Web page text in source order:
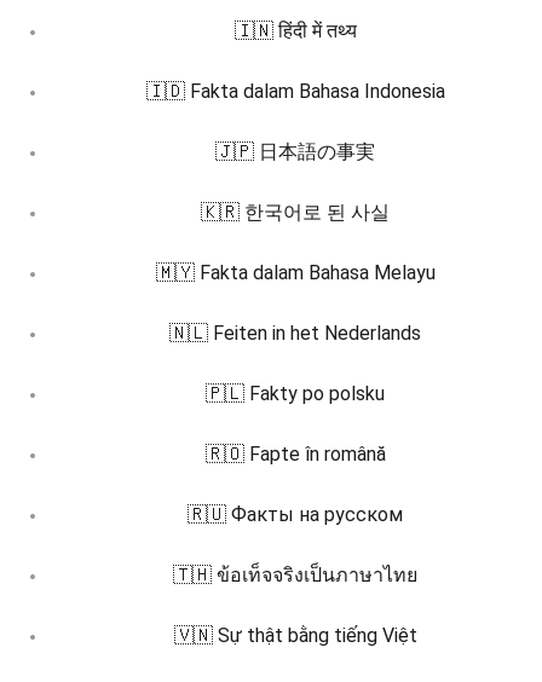
🇮🇳 हिंदी में तथ्य
🇮🇩 Fakta dalam Bahasa Indonesia
🇯🇵 日本語の事実
🇰🇷 한국어로 된 사실
🇲🇾 Fakta dalam Bahasa Melayu
🇳🇱 Feiten in het Nederlands
🇵🇱 Fakty po polsku
🇷🇴 Fapte în română
🇷🇺 Факты на русском
🇹🇭 ข้อเท็จจริงเป็นภาษาไทย
🇻🇳 Sự thật bằng tiếng Việt